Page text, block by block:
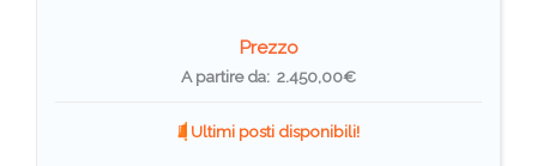
Prezzo
A partire da: 2.450,00€
Ultimi posti disponibili!